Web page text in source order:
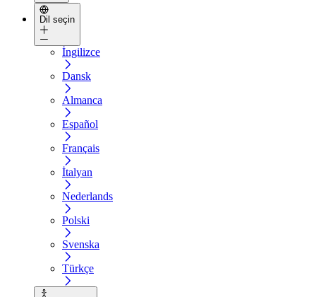
Dil seçin
İngilizce
Dansk
Almanca
Español
Français
İtalyan
Nederlands
Polski
Svenska
Türkçe